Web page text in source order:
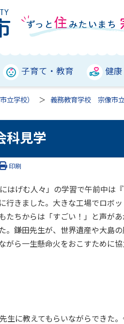
子育て・教育 健
立学校） 義務教育学校 宗像市
科見学
印刷
はげむ人々」の学習で午前中は
行きました。大きな工場でロボ
たちからは「すごい！」と声が
。鎌田先生が、世界遺産や大島
がら一生懸命火をおこすために
生に教えてもらいながらできた